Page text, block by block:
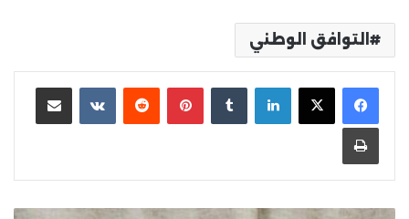
التوافق الوطني
لينكدإن بينتيريست مشاركة عبر البريد
طباعة